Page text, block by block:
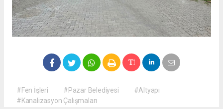
#Fen İşleri #Pazar Belediyesi
#Altyapı
#Kanalizasyon Çalışmaları